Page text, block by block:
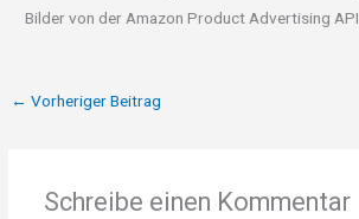
Bilder von der Amazon Product Advertising API
← Vorheriger Beitrag
Schreibe einen Kommentar